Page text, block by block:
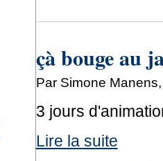
çà bouge au
Par Simone
3 jours
Lire la suite